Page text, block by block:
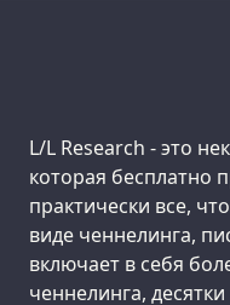
Support us:
L/L Research - это
которая бесплатно
практически все,
виде ченнелинга,
включает в себя
ченнелинга,